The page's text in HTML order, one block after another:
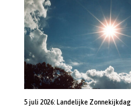
5 juli 2026: Landelijke Zonnekijkdag